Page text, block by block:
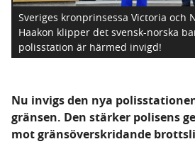
Sveriges kronprinsessa Victoria och
Haakon klipper det svensk-norska
polisstation är härmed invigd!
Nu invigs den nya
gränsen. Den stärker polisens
mot gränsöverskridande